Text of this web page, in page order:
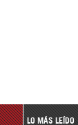
LO MÁS LEÍDO